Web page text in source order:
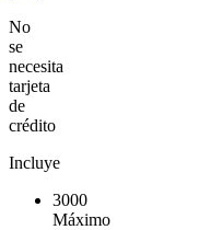
No
se
necesita
tarjeta
de
crédito
Incluye
3000
Máximo